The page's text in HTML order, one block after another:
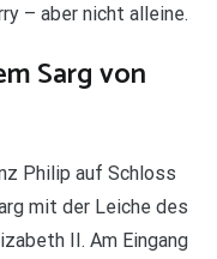
– aber nicht alleine.
Sarg von
Philip auf Schloss
mit der Leiche des
II. Am Eingang